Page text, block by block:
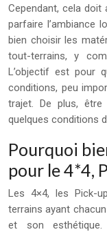
Cependant, cela
parfaire l’ambiance
bien choisir les
tout-terrains, y
L’objectif est pour
conditions, peu
trajet. De plus,
quelques conditions
Pourquoi
pour le 4*4,
Les 4×4, les Pick-
terrains ayant
et son